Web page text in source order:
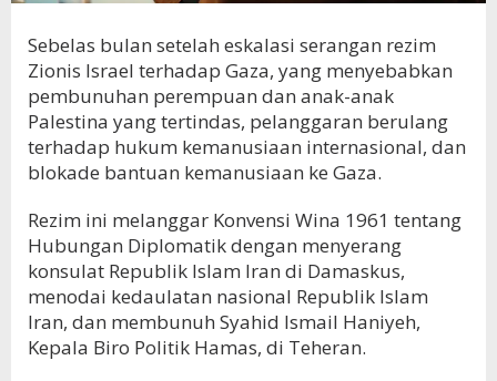
Sebelas bulan setelah eskalasi serangan rezim
Zionis Israel terhadap Gaza, yang menyebabkan
pembunuhan perempuan dan anak-anak
Palestina yang tertindas, pelanggaran berulang
terhadap hukum kemanusiaan internasional, dan
blokade bantuan kemanusiaan ke Gaza.
Rezim ini melanggar Konvensi Wina 1961 tentang
Hubungan Diplomatik dengan menyerang
konsulat Republik Islam Iran di Damaskus,
menodai kedaulatan nasional Republik Islam
Iran, dan membunuh Syahid Ismail Haniyeh,
Kepala Biro Politik Hamas, di Teheran.